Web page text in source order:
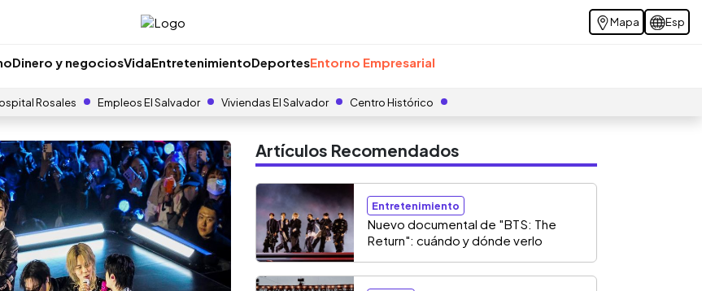
Mapa Esp
Dinero y negociosVidaEntretenimientoDeportesEntorno Empresarial
Rosales Empleos El Salvador Viviendas El Salvador Centro Histórico
Artículos Recomendados
Entretenimiento
Nuevo documental de "BTS: The
Return": cuándo y dónde verlo